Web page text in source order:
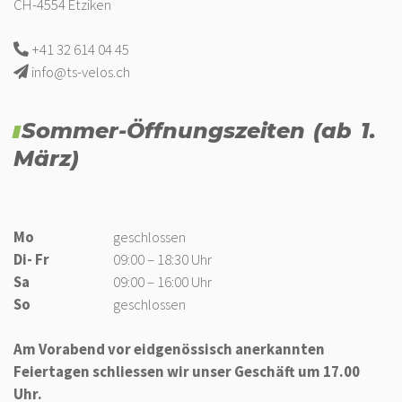
CH-4554 Etziken
+41 32 614 04 45
info@ts-velos.ch
Sommer-Öffnungszeiten (ab 1.
März)
Mo
geschlossen
Di- Fr
09:00 – 18:30 Uhr
Sa
09:00 – 16:00 Uhr
So
geschlossen
Am Vorabend vor eidgenössisch anerkannten
Feiertagen schliessen wir unser Geschäft um 17.00
Uhr.